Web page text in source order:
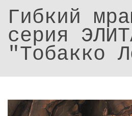
Гибкий
серия
"Тобакко